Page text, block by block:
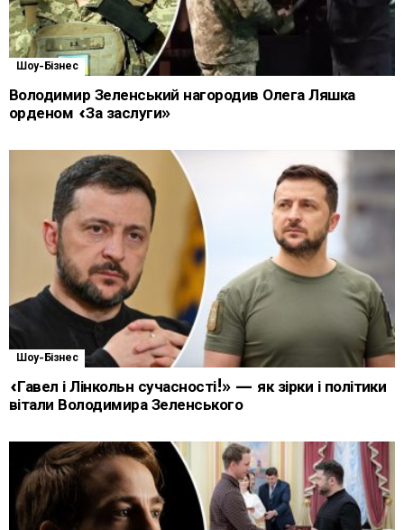
Шоу-Бізнес
Володимир Зеленський нагородив Олега Ляшка
орденом «За заслуги»
Шоу-Бізнес
«Гавел і Лінкольн сучасності!» — як зірки і політики
вітали Володимира Зеленського